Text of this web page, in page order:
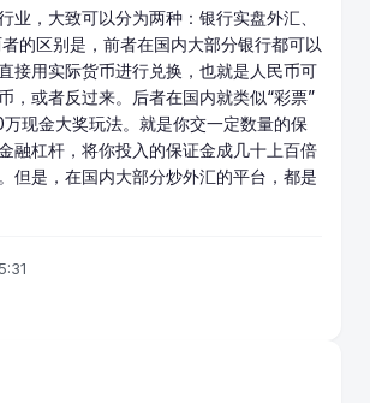
业，大致可以分为两种：银行实盘外汇、
的区别是，前者在国内大部分银行都可以
接用实际货币进行兑换，也就是人民币可
，或者反过来。后者在国内就类似“彩票”
现金大奖玩法。就是你交一定数量的保
融杠杆，将你投入的保证金成几十上百倍
但是，在国内大部分炒外汇的平台，都是